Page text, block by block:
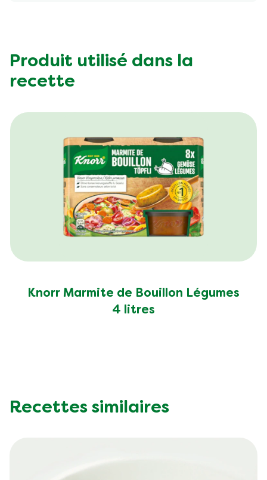
Carbohydrates (g)
Fat (g)
Fibre (g)
Produit utilisé dans la
recette
Knorr Marmite de Bouillon Légumes
4 litres
Recettes similaires